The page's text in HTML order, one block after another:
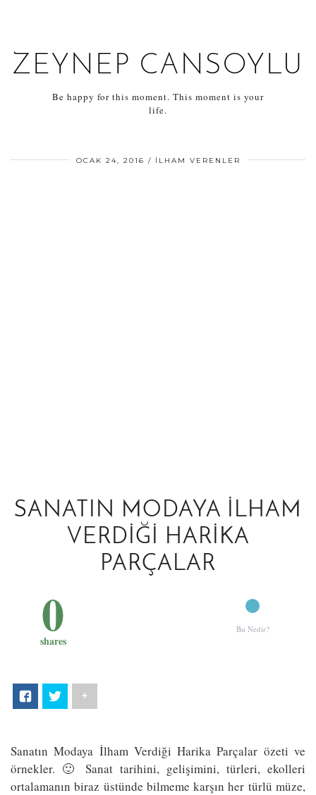
ZEYNEP CANSOYLU
Be happy for this moment. This moment is your
life.
OCAK 24, 2016 İLHAM VERENLER
SANATIN MODAYA İLHAM
VERDIĞI HARIKA
PARÇALAR
0
shares
+
Bu Nedir?
Sanatın Modaya İlham Verdiği Harika Parçalar özeti ve
örnekler. 🙂 Sanat tarihini, gelişimini, türleri, ekolleri
ortalamanın biraz üstünde bilmeme karşın her türlü müze,